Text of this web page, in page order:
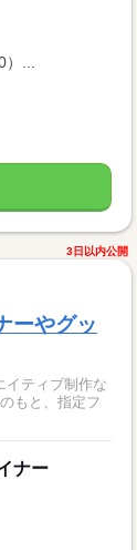
...
3日以内公開
ーやグッ
イティブ制作な
ナー